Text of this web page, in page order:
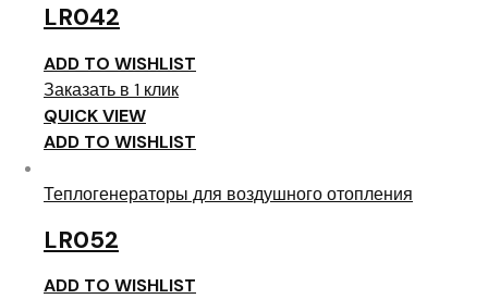
LR042
ADD TO WISHLIST
Заказать в 1 клик
QUICK VIEW
ADD TO WISHLIST
Теплогенераторы для воздушного отопления
LR052
ADD TO WISHLIST